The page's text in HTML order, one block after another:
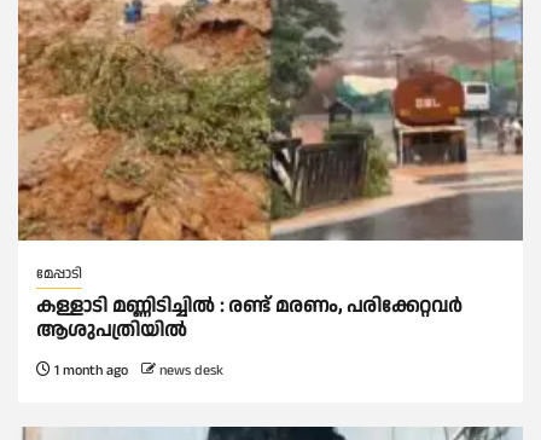
മേപ്പാടി
കള്ളാടി മണ്ണിടിച്ചില്‍ : രണ്ട് മരണം, പരിക്കേറ്റവർ
ആശുപത്രിയിൽ
1 month ago news desk